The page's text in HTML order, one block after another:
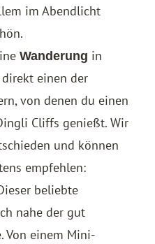
im Abendlicht
Wanderung in
einen der
von denen du einen
Cliffs genießt. Wir
und können
empfehlen:
beliebte
nahe der gut
Von einem Mini-